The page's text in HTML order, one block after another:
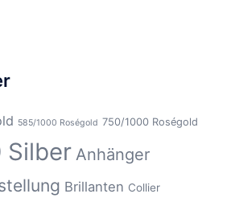
585/1000 Roségold 750/1000 Roségold
Silber Anhänger
Brillanten Collier